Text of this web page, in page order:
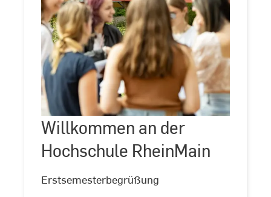
Willkommen an der
Hochschule RheinMain
Erstsemesterbegrüßung
Willkommen
an
der
Hochschule
RheinMain